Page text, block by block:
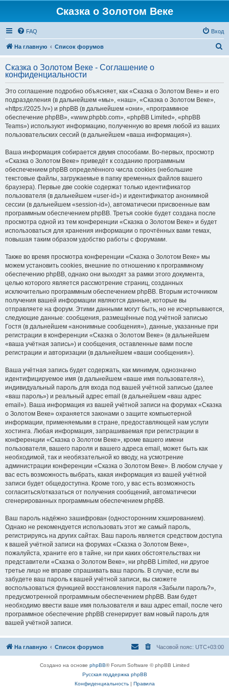
Сказка о Золотом Веке
FAQ Вход
На главную Список форумов
с
Сказка о Золотом Веке - Соглашение о
конфиденциальности
Это соглашение подробно объясняет, как «Сказка о Золотом Веке» и его
подразделения (в дальнейшем «мы», «наш», «Сказка о Золотом Веке»,
«https://2025.lv») и phpBB (в дальнейшем «они», «программное
обеспечение phpBB», «www.phpbb.com», «phpBB Limited», «phpBB
Teams») используют информацию, полученную во время любой из ваших
пользовательских сессий (в дальнейшем «ваша информация»).
Ваша информация собирается двумя способами. Во-первых, просмотр
«Сказка о Золотом Веке» приведёт к созданию программным
обеспечением phpBB определённого числа cookies (небольшие
текстовые файлы, загружаемые в папку временных файлов вашего
браузера). Первые две cookie содержат только идентификатор
пользователя (в дальнейшем «user-id») и идентификатор анонимной
сессии (в дальнейшем «session-id»), автоматически присвоенные вам
программным обеспечением phpBB. Третья cookie будет создана после
просмотра одной из тем конференции «Сказка о Золотом Веке» и будет
использоваться для хранения информации о прочтённых вами темах,
повышая таким образом удобство работы с форумами.
Также во время просмотра конференции «Сказка о Золотом Веке» мы
можем установить cookies, внешние по отношению к программному
обеспечению phpBB, однако они выходят за рамки этого документа,
целью которого является рассмотрение страниц, созданных
исключительно программным обеспечением phpBB. Вторым источником
получения вашей информации являются данные, которые вы
отправляете на форум. Этими данными могут быть, но не исчерпываются,
следующие данные: сообщения, размещённые под учётной записью
Гостя (в дальнейшем «анонимные сообщения»), данные, указанные при
регистрации в конференции «Сказка о Золотом Веке» (в дальнейшем
«ваша учётная запись») и сообщения, оставленные вами после
регистрации и авторизации (в дальнейшем «ваши сообщения»).
Ваша учётная запись будет содержать, как минимум, однозначно
идентифицируемое имя (в дальнейшем «ваше имя пользователя»),
индивидуальный пароль для входа под вашей учётной записью (далее
«ваш пароль») и реальный адрес email (в дальнейшем «ваш адрес
email»). Ваша информация из вашей учётной записи на форумах «Сказка
о Золотом Веке» охраняется законами о защите компьютерной
информации, применяемыми в стране, предоставляющей нам услуги
хостинга. Любая информация, запрашиваемая при регистрации в
конференции «Сказка о Золотом Веке», кроме вашего имени
пользователя, вашего пароля и вашего адреса email, может быть как
необходимой, так и необязательной ко вводу, на усмотрение
администрации конференции «Сказка о Золотом Веке». В любом случае у
вас есть возможность выбрать, какая информация из вашей учётной
записи будет общедоступна. Кроме того, у вас есть возможность
согласиться/отказаться от получения сообщений, автоматически
сгенерированных программным обеспечением phpBB.
Ваш пароль надёжно зашифрован (односторонним хэшированием).
Однако не рекомендуется использовать этот же самый пароль,
регистрируясь на других сайтах. Ваш пароль является средством доступа
к вашей учётной записи на форумах «Сказка о Золотом Веке»,
пожалуйста, храните его в тайне, ни при каких обстоятельствах ни
представители «Сказка о Золотом Веке», ни phpBB Limited, ни другое
третье лицо не вправе спрашивать ваш пароль. В случае, если вы
забудете ваш пароль к вашей учётной записи, вы сможете
воспользоваться функцией восстановления пароля «Забыли пароль?»,
предусмотренной программным обеспечением phpBB. Вам будет
необходимо ввести ваше имя пользователя и ваш адрес email, после чего
программное обеспечение phpBB сгенерирует вам новый пароль для
вашей учётной записи.
На главную Список форумов Часовой пояс: UTC+03:00
Создано на основе phpBB® Forum Software © phpBB Limited
Русская поддержка phpBB
Конфиденциальность| Правила